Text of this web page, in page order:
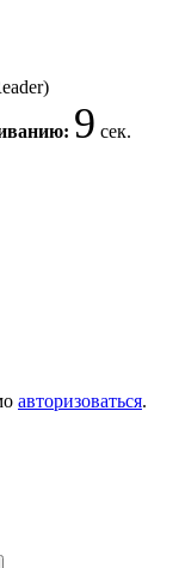
9 сек.
авторизоваться.